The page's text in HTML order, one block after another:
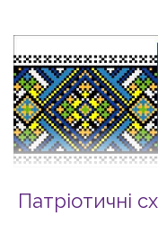
Патріотичні